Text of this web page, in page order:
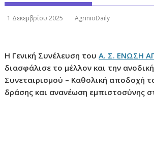
1 Δεκεμβρίου 2025 AgrinioDaily
Η Γενική Συνέλευση τουΑ. Σ. ΕΝΩΣΗ
διασφάλισε το μέλλον και την
Συνεταιρισμού – Καθολική αποδοχή
δράσης και ανανέωση εμπιστοσύνης